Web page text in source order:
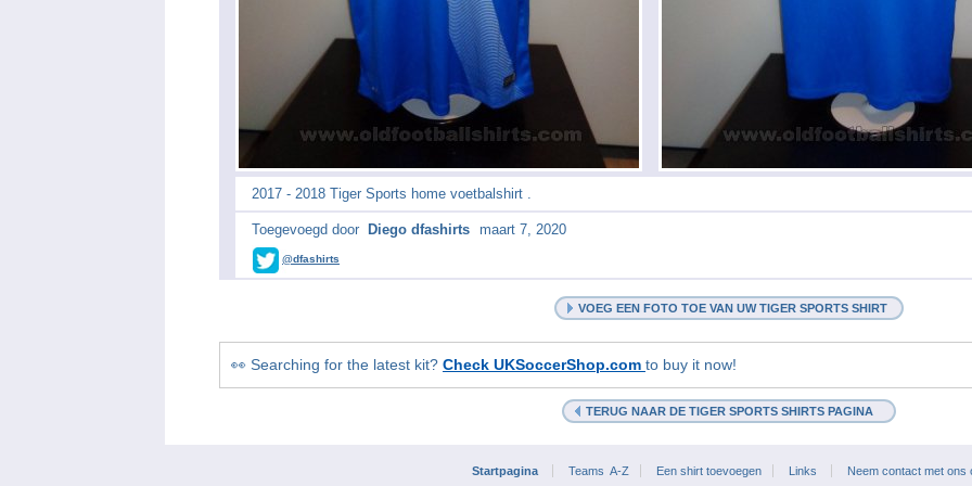
2017 - 2018 Tiger Sports home voetbalshirt .
Toegevoegd door Diego dfashirts maart 7, 2020
@dfashirts
VOEG EEN FOTO TOE VAN UW TIGER SPORTS SHIRT
👀 Searching for the latest kit? Check UKSoccerShop.com to buy it now!
TERUG NAAR DE TIGER SPORTS SHIRTS PAGINA
Startpagina Teams A-Z Een shirt toevoegen Links Neem contact met ons